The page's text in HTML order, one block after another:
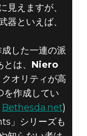
見えますが、
器といえば、
した一連の派
は、 Niero
オリティが高
を作成してい
Bethesda.net)
」シリーズも